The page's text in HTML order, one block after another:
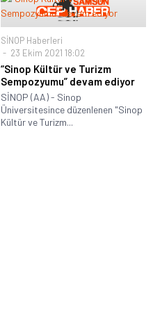
SİNOP Haberleri
23 Ekim 2021 18:02
“Sinop Kültür ve Turizm
Sempozyumu” devam ediyor
SİNOP (AA) - Sinop
Üniversitesince düzenlenen "Sinop
Kültür ve Turizm...